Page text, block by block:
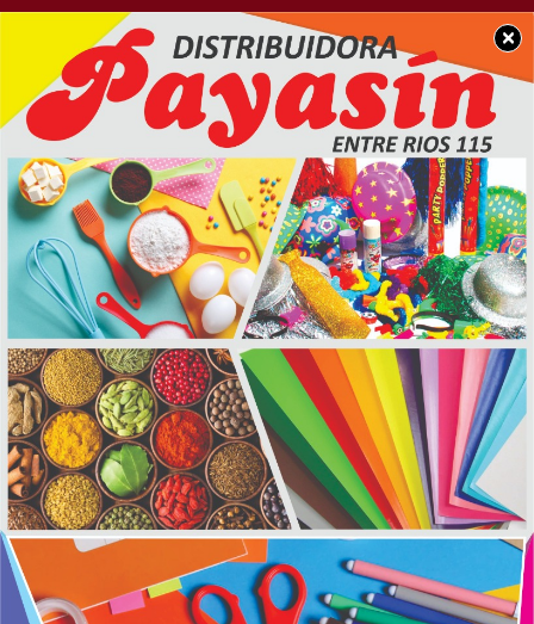
×
SOCIEDAD
Triste noticia: Un
vecino de nuestra
ciudad falleció de
Hantavirus